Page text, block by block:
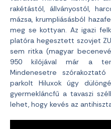
rakétástól, állványostól,
mázsa, krumpliásásból
meg se kottyan. Az igazi
platóra hegesztett szovjet
sem ritka (magyar
950 kilójával már a
Mindenesetre
parkolt Hiluxok úgy
gyermekláncfű a tavaszi
lehet, hogy kevés az